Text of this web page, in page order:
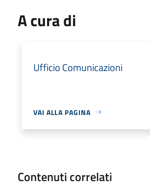
A cura di
Ufficio Comunicazioni
VAI ALLA PAGINA
Contenuti correlati